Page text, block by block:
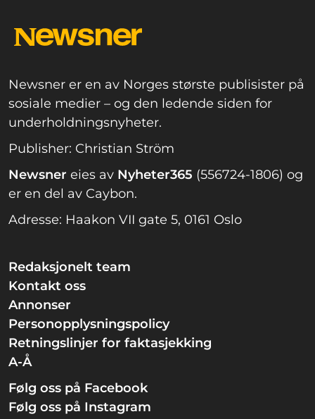
Newsner er en av Norges største publisister på
sosiale medier – og den ledende siden for
underholdningsnyheter.
Publisher: Christian Ström
Newsner eies av Nyheter365 (556724-1806) og
er en del av Caybon.
Adresse: Haakon VII gate 5, 0161 Oslo
Redaksjonelt team
Kontakt oss
Annonser
Personopplysningspolicy
Retningslinjer for faktasjekking
A-Å
Følg oss på Facebook
Følg oss på Instagram